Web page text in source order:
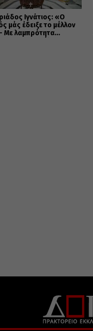
Ιγνάτιος: «Ο
μάς έδειξε το μέλλον
Με λαμπρότητα